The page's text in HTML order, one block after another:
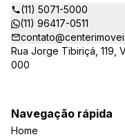
Administração de
Paulo (SECOVI).
(11) 5071-5000
(11) 96417-0511
Rua Jorge Tibiriçá, 119,
000
Navegação rápida
Home